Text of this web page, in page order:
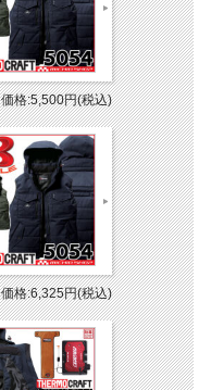
価格:5,500円(税込)
価格:6,325円(税込)